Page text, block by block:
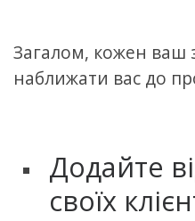
Загалом, кожен ваш
наближати вас до
Додайте
своїх